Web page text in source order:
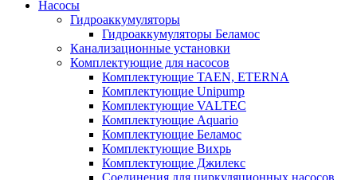
Насосы
Гидроаккумуляторы
Гидроаккумуляторы Беламос
Канализационные установки
Комплектующие для насосов
Комплектующие TAEN, ETERNA
Комплектующие Unipump
Комплектующие VALTEC
Комплектующие Аquario
Комплектующие Беламос
Комплектующие Вихрь
Комплектующие Джилекс
Соединения для циркуляционных насосов